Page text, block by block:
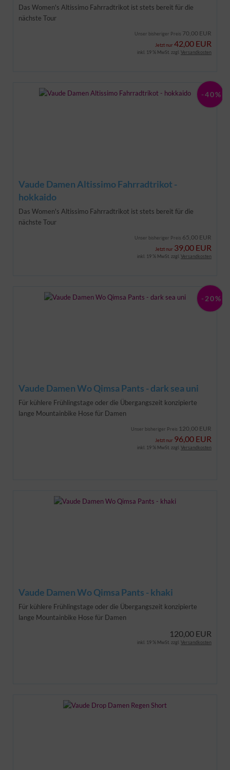
Das Women's Altissimo Fahrradtrikot ist stets bereit für die
nächste Tour
Unser bisheriger Preis 70,00 EUR
Jetzt nur 42,00 EUR
inkl. 19 % MwSt. zzgl. Versandkosten
Vaude Damen Altissimo Fahrradtrikot -
hokkaido
Das Women's Altissimo Fahrradtrikot ist stets bereit für die
nächste Tour
Unser bisheriger Preis 65,00 EUR
Jetzt nur 39,00 EUR
-40%
inkl. 19 % MwSt. zzgl. Versandkosten
Vaude Damen Wo Qimsa Pants - dark sea uni
Für kühlere Frühlingstage oder die Übergangszeit konzipierte
lange Mountainbike Hose für Damen
Unser bisheriger Preis 120,00 EUR
Jetzt nur 96,00 EUR
-20%
inkl. 19 % MwSt. zzgl. Versandkosten
Vaude Damen Wo Qimsa Pants - khaki
Für kühlere Frühlingstage oder die Übergangszeit konzipierte
lange Mountainbike Hose für Damen
120,00 EUR
inkl. 19 % MwSt. zzgl. Versandkosten